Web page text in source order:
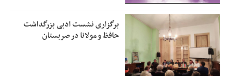
برگزاری نشست ادبی بزرگداشت
حافظ و مولانا در صربستان